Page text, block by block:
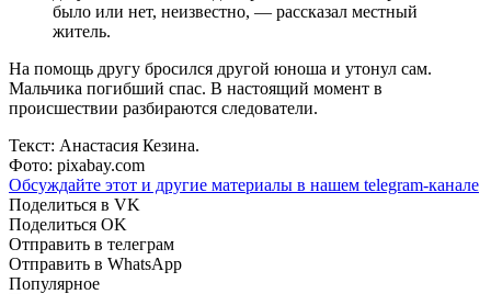
было или нет, неизвестно, — рассказал местный
житель.
На помощь другу бросился другой юноша и утонул сам.
Мальчика погибший спас. В настоящий момент в
происшествии разбираются следователи.
Текст: Анастасия Кезина.
Фото: pixabay.com
Обсуждайте этот и другие материалы в нашем telegram-канале
Поделиться в VK
Поделиться OK
Отправить в телеграм
Отправить в WhatsApp
Популярное